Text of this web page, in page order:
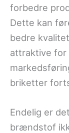
forbedre
Dette kan
bedre
attraktive for
briketter
Endelig er
brændstof